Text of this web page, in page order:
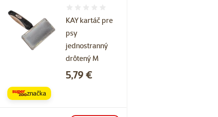
KAY kartáč pre
psy
jednostranný
drôtený M
Cena
5,79 €
značka